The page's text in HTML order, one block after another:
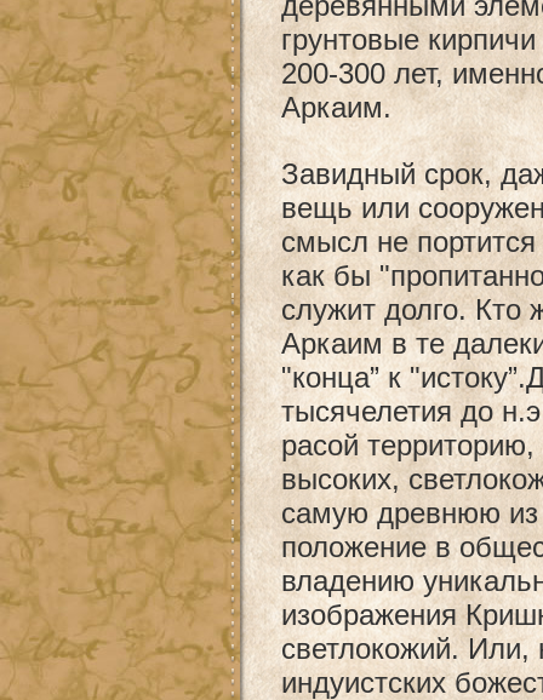
грунтовые
200-300 лет,
Аркаим.
Завидный срок,
вещь или
смысл не
как бы
служит долго. Кто
Аркаим в те
"конца” к
тысячелетия до
расой
высоких,
самую древнюю
положение в
владению
изображения
светлокожий. Или,
индуистских